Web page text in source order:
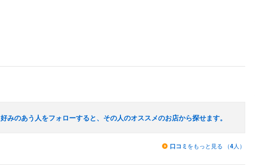
好みのあう人をフォローすると、その人のオススメのお店から探せます。
口コミ をもっと見る （4人）